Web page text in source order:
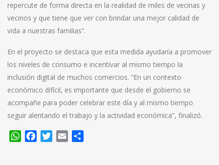
repercute de forma directa en la realidad de miles de vecinas y
vecinos y que tiene que ver con brindar una mejor calidad de
vida a nuestras familias”.
En el proyecto se destaca que esta medida ayudaría a promover
los niveles de consumo e incentivar al mismo tiempo la
inclusión digital de muchos comercios. “En un contexto
económico difícil, es importante que desde el gobierno se
acompañe para poder celebrar este día y al mismo tiempo
seguir alentando el trabajo y la actividad económica”, finalizó.
WhatsApp
FacebookTwitter
Email